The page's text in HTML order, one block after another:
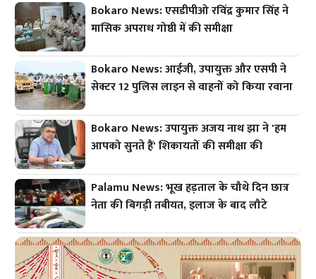
Bokaro News: एसडीपीओ रविंद्र कुमार सिंह ने
मासिक अपराध गोष्ठी में की समीक्षा
Bokaro News: आईजी, उपायुक्त और एसपी ने
सेक्टर 12 पुलिस लाइन से वाहनों को किया रवाना
Bokaro News: उपायुक्त अजय नाथ झा ने 'हम
आपको सुनते हैं' शिकायतों की समीक्षा की
Palamu News: भूख हड़ताल के चौथे दिन छात्र
नेता की बिगड़ी तबीयत, इलाज के बाद लौटे